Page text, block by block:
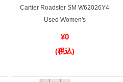
Cartier Roadster SM W62026Y4
Used Women's
¥0
(税込)